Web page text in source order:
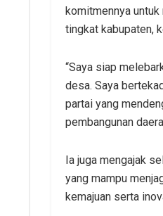
komitmennya
tingkat kabupaten,
“Saya siap
desa. Saya
partai yang
pembangunan
Ia juga mengajak
yang mampu
kemajuan serta